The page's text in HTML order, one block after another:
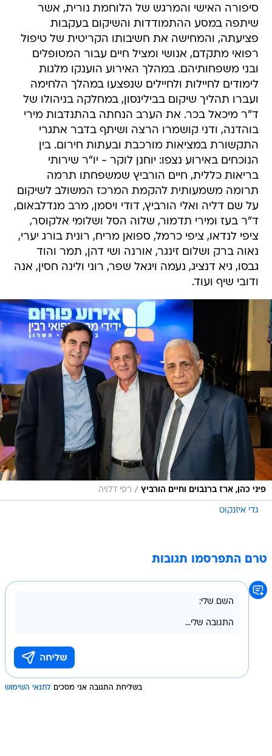
סיפורה האישי והמרגש של הלוחמת נורית, אשר
שיתפה במסע ההתמודדות והשיקום בעקבות
פציעתה, והמחישה את חשיבותו הקריטית של טיפול
רפואי מתקדם, אנושי ומציל חיים עבור המטופלים
ובני משפחותיהם. במהלך האירוע הוענקו מלגות
לימודים לחיילות ולחיילים שנפצעו במהלך הלחימה
ועברו תהליך שיקום בבילינסון, במחלקה בניהולו של
ד"ר מיכאל בכר. את הערב הנחתה בהתנדבות מירי
בוהדנה, ודני קושמרו הרצה ושיתף בדבר אתגרי
התקשורת במציאות מורכבת ובעתות חירום. בין
הנוכחים באירוע נצפו: יוחנן לוקר - יו"ר שירותי
בריאות כללית, חיים הורביץ שמשפחתו תרמה
תרומה משמעותית להקמת המרכז המשולב לשיקום
על שם דליה ואלי הורביץ, דודי ויסמן, מרב מנדלבאום,
ד"ר בעז ומירי תדמור, שלוה הסל ושלומי אלקוסר,
ציפי לנדאו, ציפי כרמל, ספואן מריח, רונית בורג יערי,
נאוה ברק ושלום זינגר, אורנה ושי דהן, תמר והוד
גבסו, גיא דנציג, נעמה ויגאל שפר, רוני ולינה חסין, אנה
ודובי שיף ועוד.
פיני כהן, ארז ברנבוים וחיים הורביץ / רפי דלויה
גדי איזנקוט
טרם התפרסמו תגובות
בשליחת התגובה אני מסכים לתנאי השימוש